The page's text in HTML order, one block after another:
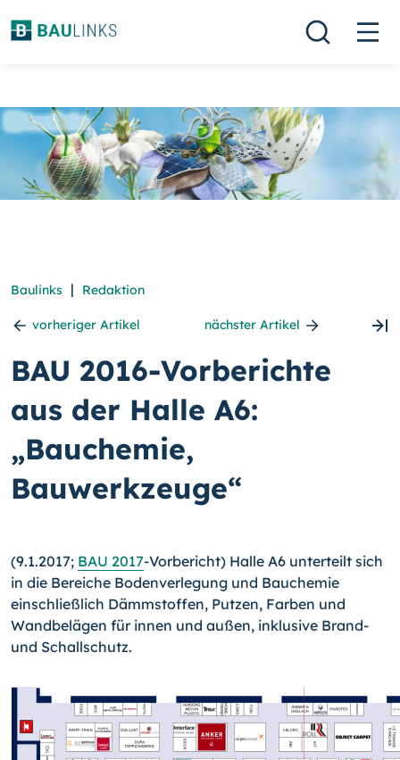
Baulinks | Redaktion
vorheriger Artikel nächster Artikel
BAU 2016-Vorberichte
aus der Halle A6:
„Bauchemie,
Bauwerkzeuge“
(9.1.2017; BAU 2017-Vorbericht) Halle A6 unterteilt sich
in die Bereiche Bodenverlegung und Bauchemie
einschließlich Dämmstoffen, Putzen, Farben und
Wandbelägen für innen und außen, inklusive Brand-
und Schallschutz.